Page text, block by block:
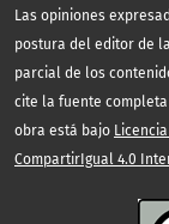
Las opiniones
postura del editor de
parcial de los
cite la fuente
obra está bajo
CompartirIgual 4.0